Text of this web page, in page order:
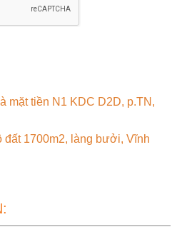
mặt tiền N1 KDC D2D, p.TN,
đất 1700m2, làng bưởi, Vĩnh